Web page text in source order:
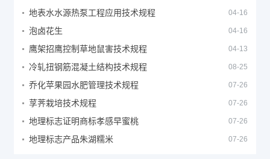
地表水水源热泵工程应用技术规程 04-16
泡卤花生 04-16
鹰架招鹰控制草地鼠害技术规程 04-13
冷轧扭钢筋混凝土结构技术规程 08-25
乔化苹果园水肥管理技术规程 07-26
莩荠栽培技术规程 07-26
地理标志证明商标孝感早蜜桃 07-26
地理标志产品朱湖糯米 07-26